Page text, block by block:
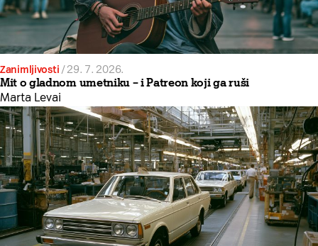
Zanimljivosti /29. 7. 2026.
Mit o gladnom umetniku – i Patreon koji ga ruši
Marta Levai